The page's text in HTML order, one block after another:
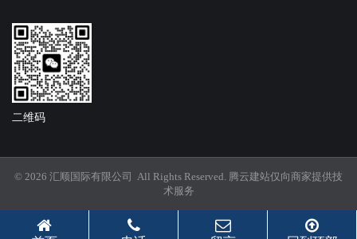
二维码
© 2026 汇顺国际有限公司 All Rights Reserved. 腾云建站仅向商家提供技
术服务